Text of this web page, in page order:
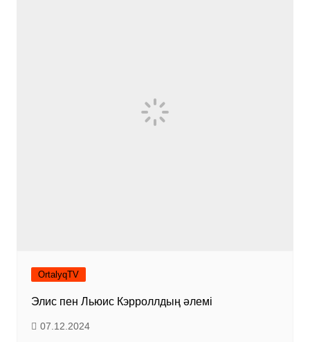
OrtalyqTV
Элис пен Льюис Кэрроллдың әлемі
07.12.2024